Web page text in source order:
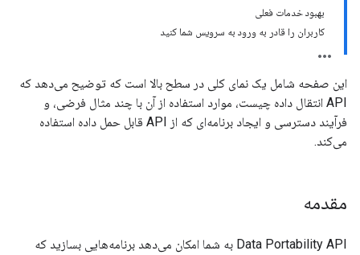
بهبود خدمات فعلی
کاربران را قادر به ورود به سرویس شما کنید
این صفحه شامل یک نمای کلی در سطح بالا است که توضیح می‌دهد که
API انتقال داده چیست، موارد استفاده از آن با چند مثال فرضی، و
فرآیند دسترسی و ایجاد برنامه‌ای که از API قابل حمل داده استفاده
می‌کند.
مقدمه
Data Portability API به شما امکان می‌دهد برنامه‌هایی بسازید که